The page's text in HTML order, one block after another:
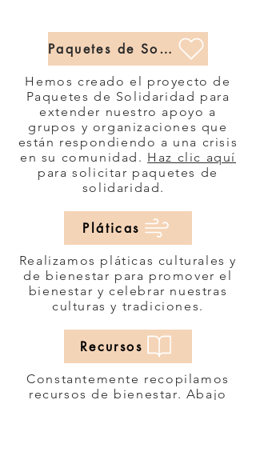
Paquetes de Solidaridad
Hemos creado el proyecto de
Paquetes de Solidaridad para
extender nuestro apoyo a
grupos y organizaciones que
están respondiendo a una crisis
en su comunidad. Haz clic aquí
para solicitar paquetes de
solidaridad.
Pláticas
Realizamos pláticas culturales y
de bienestar para promover el
bienestar y celebrar nuestras
culturas y tradiciones.
Recursos
Constantemente recopilamos
recursos de bienestar. Abajo